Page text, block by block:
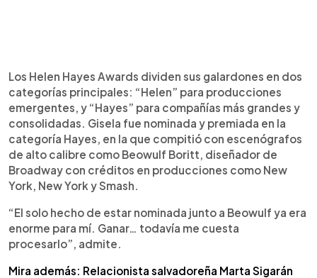
Los Helen Hayes Awards dividen sus galardones en dos
categorías principales: “Helen” para producciones
emergentes, y “Hayes” para compañías más grandes y
consolidadas. Gisela fue nominada y premiada en la
categoría Hayes, en la que compitió con escenógrafos
de alto calibre como Beowulf Boritt, diseñador de
Broadway con créditos en producciones como New
York, New York y Smash.
“El solo hecho de estar nominada junto a Beowulf ya era
enorme para mí. Ganar… todavía me cuesta
procesarlo”, admite.
Mira además: Relacionista salvadoreña Marta Sigarán